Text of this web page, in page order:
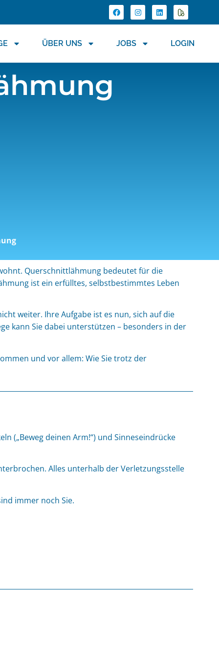
ÜBER UNS JOBS LOGIN
Querschnittlähmung bedeutet für die
ist ein erfülltes, selbstbestimmtes Leben
weiter. Ihre Aufgabe ist es nun, sich auf die
kann Sie dabei unterstützen – besonders in der
und vor allem: Wie Sie trotz der
(„Beweg deinen Arm!“) und Sinneseindrücke
Alles unterhalb der Verletzungsstelle
immer noch Sie.